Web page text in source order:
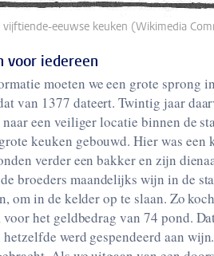
vijftiende-eeuwse keuken (Wikimedia
voor iedereen
moeten we een grote sprong
van 1377 dateert. Twintig jaar
een veiliger locatie binnen de
keuken gebouwd. Hier was een
verder een bakker en zijn
broeders maandelijks wijn in de
om in de kelder op te slaan. Zo
het geldbedrag van 74 pond.
werd gespendeerd aan